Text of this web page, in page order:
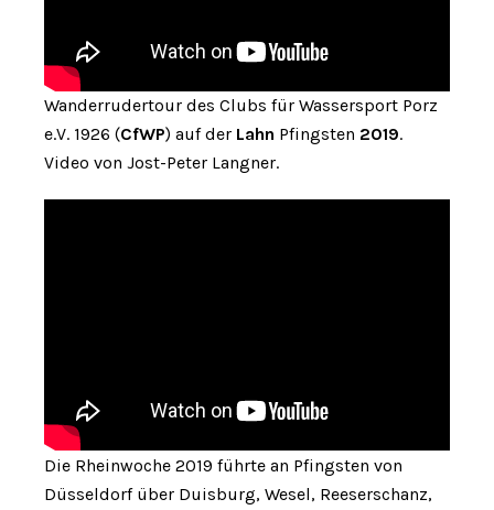
Wanderrudertour des Clubs für Wassersport Porz
e.V. 1926 (CfWP) auf der Lahn Pfingsten 2019.
Video von Jost-Peter Langner.
Die Rheinwoche 2019 führte an Pfingsten von
Düsseldorf über Duisburg, Wesel, Reeserschanz,